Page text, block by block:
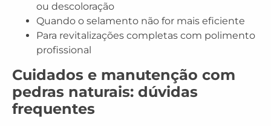
ou descoloração
Quando o selamento não for mais eficiente
Para revitalizações completas com polimento
profissional
Cuidados e manutenção com
pedras naturais: dúvidas
frequentes